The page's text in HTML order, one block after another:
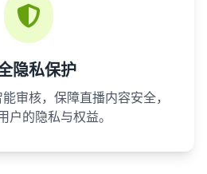
隐私保护
审核，保障直播内容安全，
户的隐私与权益。